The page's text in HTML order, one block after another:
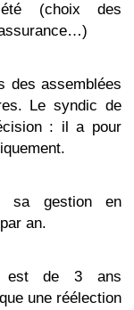
(choix des
des assemblées
Le syndic de
: il a pour
sa gestion en
an.
est de 3 ans
une réélection